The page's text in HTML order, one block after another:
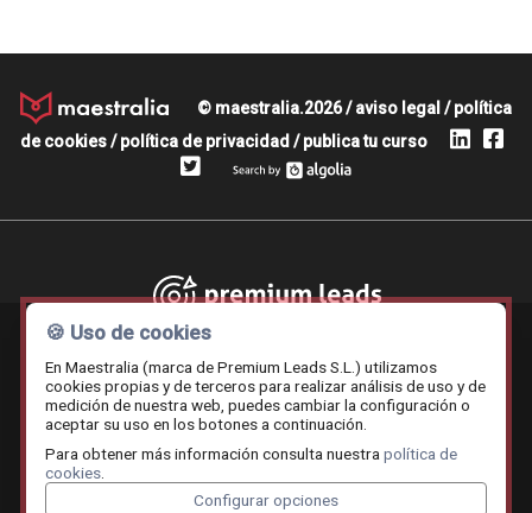
© maestralia.2026 /aviso legal /política
de cookies/política de privacidad /publica tu curso
Premium leads
Contratar.online Beemy.es
🍪 Uso de cookies
En Maestralia (marca de Premium Leads S.L.) utilizamos
cookies propias y de terceros para realizar análisis de uso y de
medición de nuestra web, puedes cambiar la configuración o
aceptar su uso en los botones a continuación.
Para obtener más información consulta nuestrapolítica de
cookies
Configurar opciones